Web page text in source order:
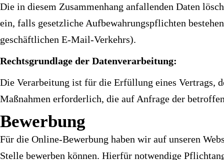
Die in diesem Zusammenhang anfallenden Daten
ein, falls gesetzliche Aufbewahrungspflichten
geschäftlichen E-Mail-Verkehrs).
Rechtsgrundlage der Datenverarbeitung:
Die Verarbeitung ist für die Erfüllung eines Vertrags,
Maßnahmen erforderlich, die auf Anfrage der
Bewerbung
Für die Online-Bewerbung haben wir auf unseren
Stelle bewerben können. Hierfür notwendige